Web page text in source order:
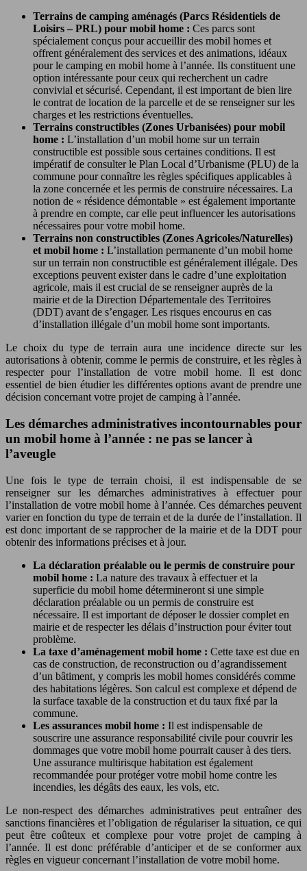
Terrains de camping aménagés (Parcs Résidentiels de
Loisirs – PRL) pour mobil home : Ces parcs sont
spécialement conçus pour accueillir des mobil homes et
offrent généralement des services et des animations, idéaux
pour le camping en mobil home à l’année. Ils constituent une
option intéressante pour ceux qui recherchent un cadre
convivial et sécurisé. Cependant, il est important de bien lire
le contrat de location de la parcelle et de se renseigner sur les
charges et les restrictions éventuelles.
Terrains constructibles (Zones Urbanisées) pour mobil
home : L’installation d’un mobil home sur un terrain
constructible est possible sous certaines conditions. Il est
impératif de consulter le Plan Local d’Urbanisme (PLU) de la
commune pour connaître les règles spécifiques applicables à
la zone concernée et les permis de construire nécessaires. La
notion de « résidence démontable » est également importante
à prendre en compte, car elle peut influencer les autorisations
nécessaires pour votre mobil home.
Terrains non constructibles (Zones Agricoles/Naturelles)
et mobil home : L’installation permanente d’un mobil home
sur un terrain non constructible est généralement illégale. Des
exceptions peuvent exister dans le cadre d’une exploitation
agricole, mais il est crucial de se renseigner auprès de la
mairie et de la Direction Départementale des Territoires
(DDT) avant de s’engager. Les risques encourus en cas
d’installation illégale d’un mobil home sont importants.
Le choix du type de terrain aura une incidence directe sur les
autorisations à obtenir, comme le permis de construire, et les règles à
respecter pour l’installation de votre mobil home. Il est donc
essentiel de bien étudier les différentes options avant de prendre une
décision concernant votre projet de camping à l’année.
Les démarches administratives incontournables pour
un mobil home à l’année : ne pas se lancer à
l’aveugle
Une fois le type de terrain choisi, il est indispensable de se
renseigner sur les démarches administratives à effectuer pour
l’installation de votre mobil home à l’année. Ces démarches peuvent
varier en fonction du type de terrain et de la durée de l’installation. Il
est donc important de se rapprocher de la mairie et de la DDT pour
obtenir des informations précises et à jour.
La déclaration préalable ou le permis de construire pour
mobil home : La nature des travaux à effectuer et la
superficie du mobil home détermineront si une simple
déclaration préalable ou un permis de construire est
nécessaire. Il est important de déposer le dossier complet en
mairie et de respecter les délais d’instruction pour éviter tout
problème.
La taxe d’aménagement mobil home : Cette taxe est due en
cas de construction, de reconstruction ou d’agrandissement
d’un bâtiment, y compris les mobil homes considérés comme
des habitations légères. Son calcul est complexe et dépend de
la surface taxable de la construction et du taux fixé par la
commune.
Les assurances mobil home : Il est indispensable de
souscrire une assurance responsabilité civile pour couvrir les
dommages que votre mobil home pourrait causer à des tiers.
Une assurance multirisque habitation est également
recommandée pour protéger votre mobil home contre les
incendies, les dégâts des eaux, les vols, etc.
Le non-respect des démarches administratives peut entraîner des
sanctions financières et l’obligation de régulariser la situation, ce qui
peut être coûteux et complexe pour votre projet de camping à
l’année. Il est donc préférable d’anticiper et de se conformer aux
règles en vigueur concernant l’installation de votre mobil home.